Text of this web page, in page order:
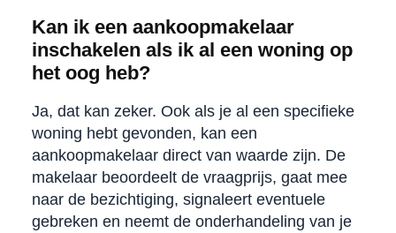
Kan ik een aankoopmakelaar
inschakelen als ik al een woning op
het oog heb?
Ja, dat kan zeker. Ook als je al een specifieke
woning hebt gevonden, kan een
aankoopmakelaar direct van waarde zijn. De
makelaar beoordeelt de vraagprijs, gaat mee
naar de bezichtiging, signaleert eventuele
gebreken en neemt de onderhandeling van je